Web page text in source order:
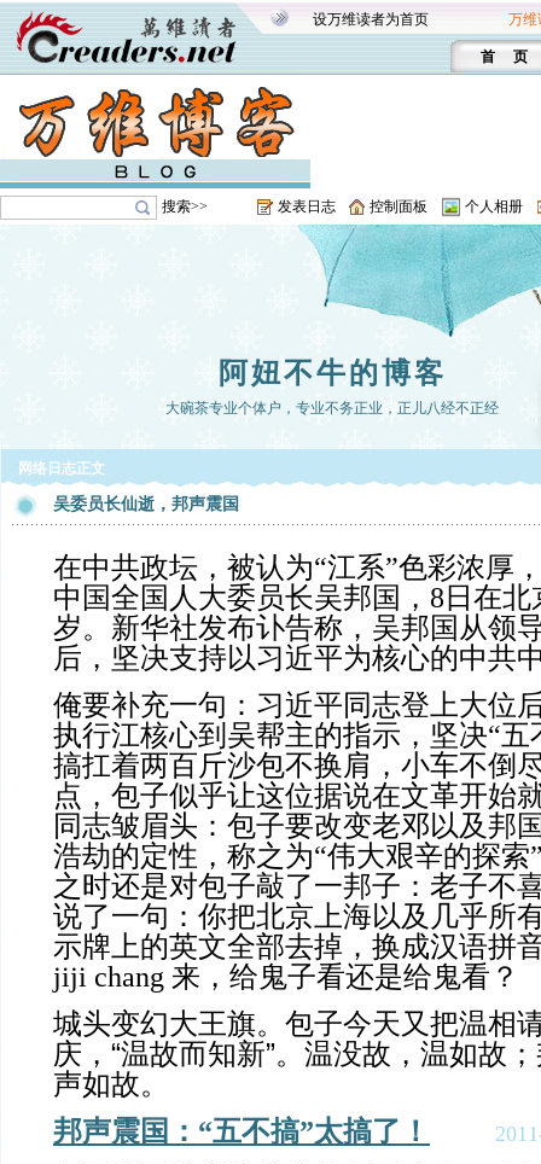
设万维读者为首页 万维
首 页
搜索>> 发表日志 控制面板 个人相册
阿妞不牛的博客
大碗茶专业个体户，专业不务正业，正儿八经不正经
网络日志正文
吴委员长仙逝，邦声震国
在中共政坛，被认为“江系”色彩浓厚
中国全国人大委员长吴邦国，8日在北
岁。新华社发布讣告称，吴邦国从领
后，坚决支持以习近平为核心的中共
俺要补充一句：习近平同志登上大位
执行江核心到吴帮主的指示，坚决“五
搞扛着两百斤沙包不换肩，小车不倒
点，包子似乎让这位据说在文革开始
同志皱眉头：包子要改变老邓以及邦
浩劫的定性，称之为“伟大艰辛的探索
之时还是对包子敲了一邦子：老子不
说了一句：你把北京上海以及几乎所
示牌上的英文全部去掉，换成汉语拼
jiji chang 来，给鬼子看还是给鬼看？
城头变幻大王旗。包子今天又把温相
庆，“温故而知新”。温没故，温如故
声如故。
邦声震国：“五不搞”太搞了！